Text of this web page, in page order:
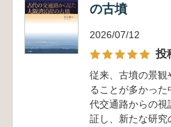
の古墳
2026/07/12
投
従来、古墳の景観
ることが多かっ
代交通路からの視
証し、新たな研究